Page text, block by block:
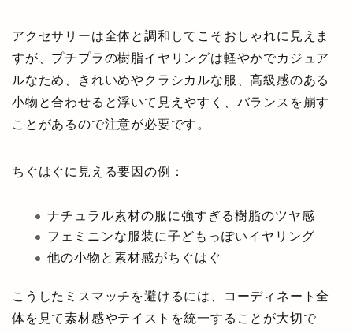
アクセサリーは全体と調和してこそおしゃれに見えま
すが、プチプラの樹脂イヤリングは軽やかでカジュア
ルなため、きれいめやクラシカルな服、高級感のある
小物と合わせると浮いて見えやすく、バランスを崩す
ことがあるので注意が必要です。
ちぐはぐに見える要因の例：
ナチュラル素材の服に強すぎる樹脂のツヤ感
フェミニンな服装に子どもっぽいイヤリング
他の小物と素材感がちぐはぐ
こうしたミスマッチを避けるには、コーディネート全
体を見て素材感やテイストを統一することが大切で